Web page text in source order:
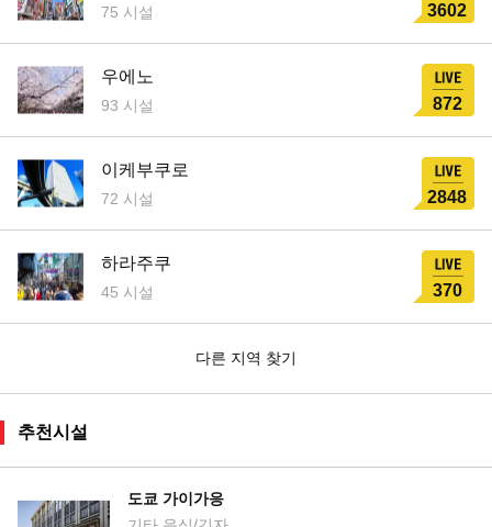
75 시설 3602
우에노
93 시설 872
이케부쿠로
72 시설 2848
하라주쿠
45 시설 370
다른 지역 찾기
추천시설
도쿄 가이가응